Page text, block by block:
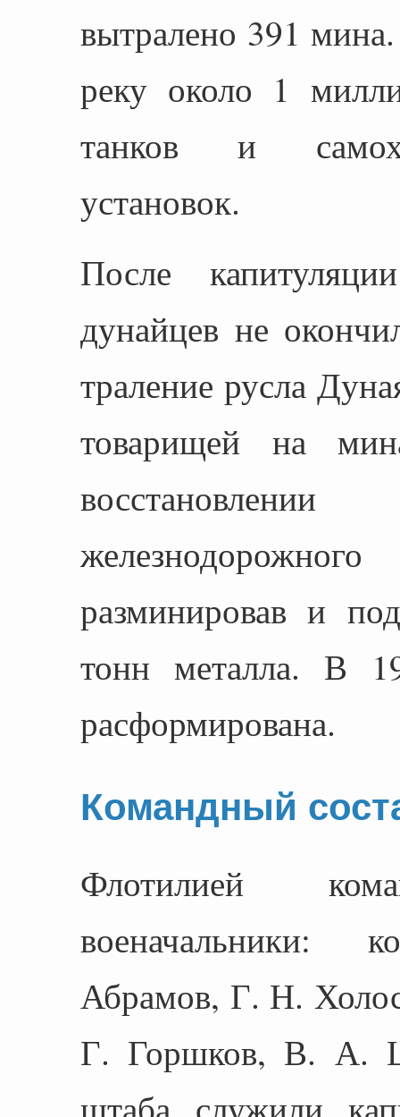
вытралено 391
реку около 1
танков и
установок.
После
дунайцев не
траление русла
товарищей на
разминировав и
тонн металла. В
расформирована.
Командный
Флотилией
Абрамов, Г. Н.
Г. Горшков, В. А.